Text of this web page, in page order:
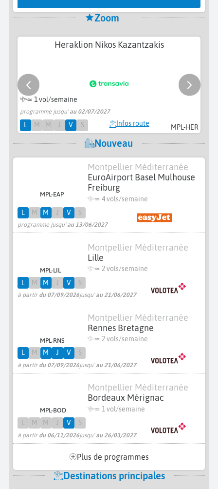
Zoom
MPL-HER
Heraklion Nikos Kazantzakis
≃ 1 vol/semaine
programme jusqu'au 02/07/2027
L M M J V S Infos route
Nouveau
MPL-EAP
Montpellier Méditerranée
EuroAirport Basel Mulhouse
Freiburg
≃ 4 vols/semaine
programme jusqu'au 13/06/2027
L M M V S
MPL-LIL
Montpellier Méditerranée
Lille
≃ 2 vols/semaine
à partir du 07/09/2026jusqu'au 21/06/2027
L M M J V S
MPL-RNS
Montpellier Méditerranée
Rennes Bretagne
≃ 2 vols/semaine
à partir du 07/09/2026jusqu'au 21/06/2027
L M M J V S
MPL-BOD
Montpellier Méditerranée
Bordeaux Mérignac
≃ 1 vol/semaine
à partir du 06/11/2026jusqu'au 26/03/2027
M M V S
Plus de programmes
Destinations principales